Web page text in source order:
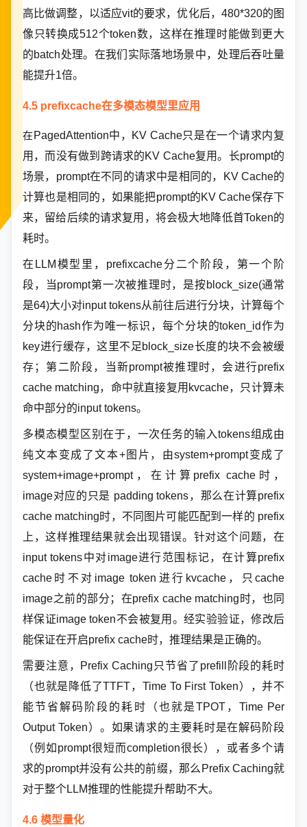
高比做调整，以适应vit的要求，优化后，480*320的图
像只转换成512个token数，这样在推理时能做到更大
的batch处理。在我们实际落地场景中，处理后吞吐量
能提升1倍。
4.5 prefixcache在多模态模型里应用
在 PagedAttention中，KV Cache只是在一个请求内复
用，而没有做到跨请求的KV Cache复用。长prompt的
场景，prompt在不同的请求中是相同的，KV Cache的
计算也是相同的，如果能把prompt的KV Cache保存下
来，留给后续的请求复用，将会极大地降低首Token的
耗时。
在LLM模型里，prefixcache分二个阶段，第一个阶
段，当prompt第一次被推理时，是按block_size(通常
是64)大小对input tokens从前往后进行分块，计算每个
分块的hash作为唯一标识，每个分块的token_id作为
key进行缓存，这里不足block_size长度的块不会被缓
存；第二阶段，当新prompt被推理时，会进行prefix
cache matching，命中就直接复用kvcache，只计算未
命中部分的input tokens。
多模态模型区别在于，一次任务的输入tokens组成由
纯文本变成了文本+图片，由system+prompt变成了
system+image+prompt，在计算prefix cache时，
image对应的只是 padding tokens，那么在计算prefix
cache matching时，不同图片可能匹配到一样的 prefix
上，这样推理结果就会出现错误。针对这个问题，在
input tokens中对image进行范围标记，在计算prefix
cache时不对image token进行kvcache，只cache
image之前的部分；在prefix cache matching时，也同
样保证image token不会被复用。经实验验证，修改后
能保证在开启prefix cache时，推理结果是正确的。
需要注意，Prefix Caching只节省了prefill阶段的耗时
（也就是降低了TTFT，Time To First Token），并不
能节省解码阶段的耗时（也就是TPOT，Time Per
Output Token）。如果请求的主要耗时是在解码阶段
（例如prompt很短而completion很长），或者多个请
求的prompt并没有公共的前缀，那么Prefix Caching就
对于整个LLM推理的性能提升帮助不大。
4.6 模型量化